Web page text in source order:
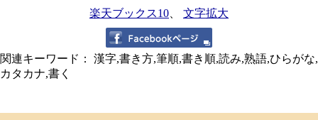
楽天ブックス10 文字拡大
関連キーワード： 漢字,書き方,筆順,書き順,読み,熟語,ひらがな,
カタカナ,書く